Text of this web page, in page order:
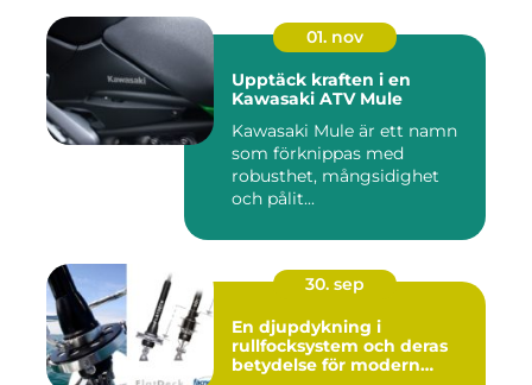
01. nov
Upptäck kraften i en
Kawasaki ATV Mule
Kawasaki Mule är ett namn
som förknippas med
robusthet, mångsidighet
och pålit...
30. sep
En djupdykning i
rullfocksystem och deras
betydelse för modern